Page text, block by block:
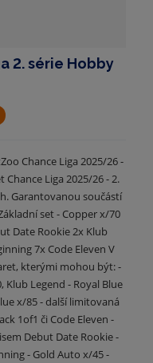
2. série Hobby
Chance Liga 2025/26 -
Liga 2025/26 - 2.
Garantovanou součástí
set - Copper x/70
Date Rookie 2x Klub
7x Code Eleven V
kterými mohou být: -
Legend - Royal Blue
x/85 - další limitovaná
1of1 či Code Eleven -
Debut Date Rookie -
- Gold Auto x/45 -